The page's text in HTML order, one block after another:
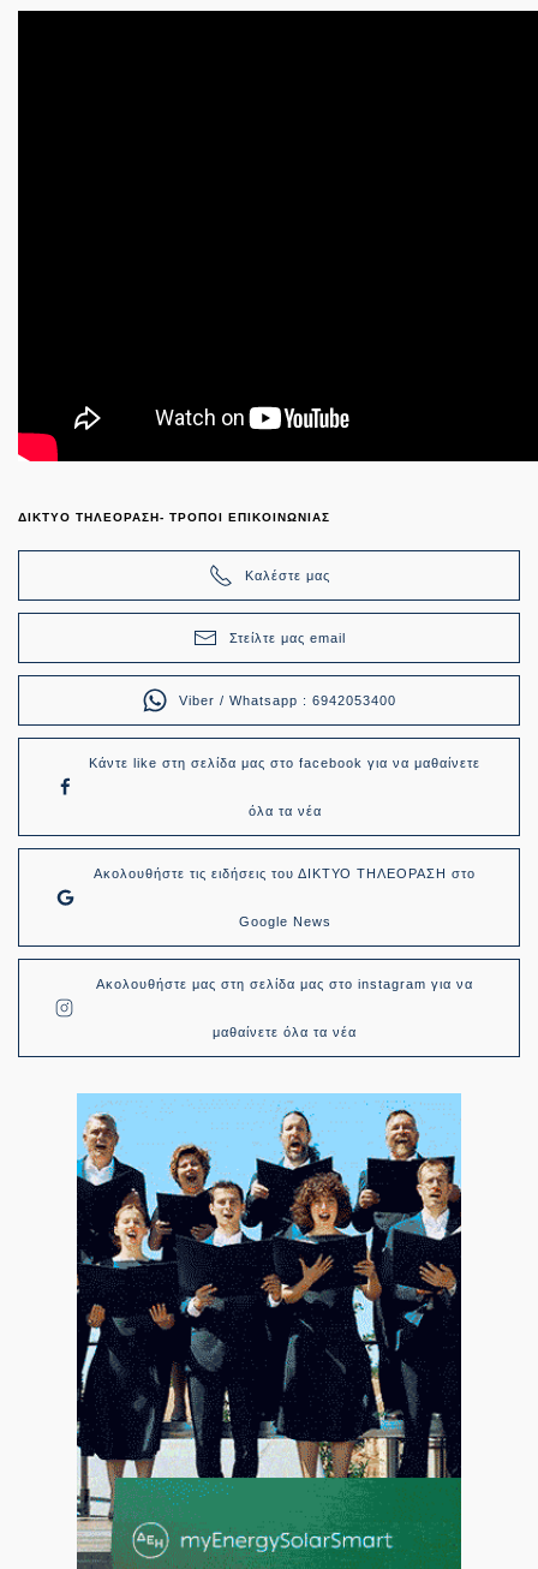
ΔΙΚΤΥΟ ΤΗΛΕΟΡΑΣΗ- ΤΡΟΠΟΙ ΕΠΙΚΟΙΝΩΝΙΑΣ
Καλέστε μας
Στείλτε μας email
Viber / Whatsapp : 6942053400
Κάντε like στη σελίδα μας στο facebook για να μαθαίνετε
όλα τα νέα
Ακολουθήστε τις ειδήσεις του ΔΙΚΤΥΟ ΤΗΛΕΟΡΑΣΗ στο
Google News
Ακολουθήστε μας στη σελίδα μας στο instagram για να
μαθαίνετε όλα τα νέα